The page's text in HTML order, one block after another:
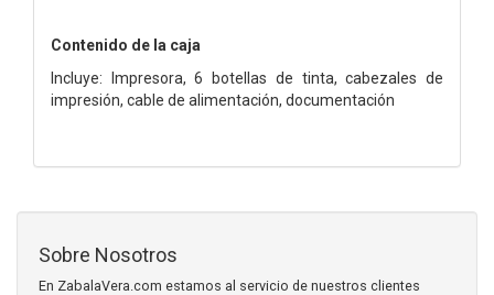
Contenido de la caja
Incluye: Impresora, 6 botellas de tinta, cabezales de
impresión, cable de alimentación, documentación
Sobre Nosotros
En ZabalaVera.com estamos al servicio de nuestros clientes